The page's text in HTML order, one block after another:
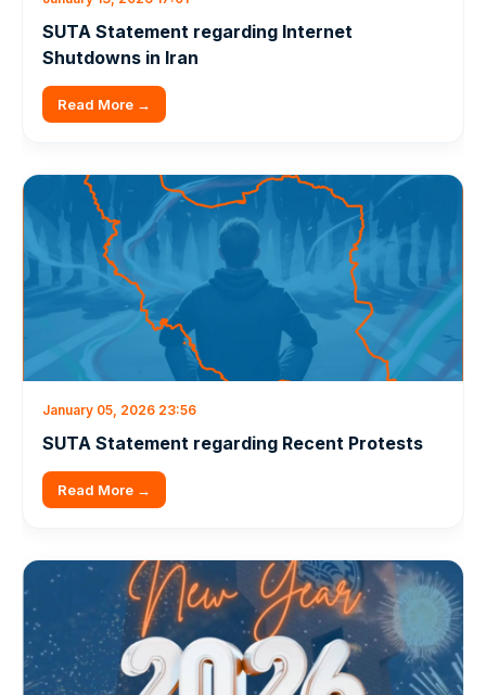
SUTA Statement regarding Internet
Shutdowns in Iran
Read More →
January 05, 2026 23:56
SUTA Statement regarding Recent Protests
Read More →